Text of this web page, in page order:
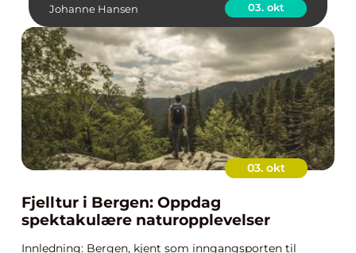
Johanne Hansen 03. okt
03. okt
Fjelltur i Bergen: Oppdag
spektakulære naturopplevelser
Innledning: Bergen, kjent som inngangsporten til